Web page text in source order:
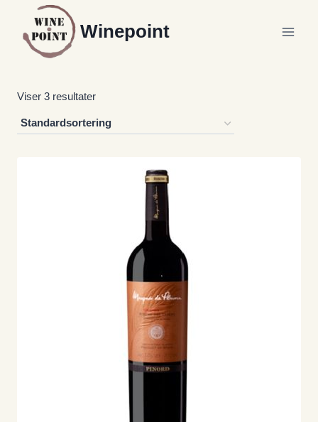
Fortsæt
indhold
Winepoint
Viser 3 resultater